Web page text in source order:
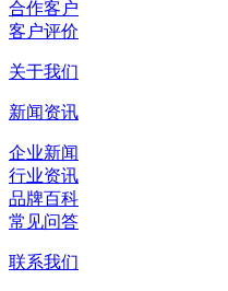
合作客户
客户评价
关于我们
新闻资讯
企业新闻
行业资讯
品牌百科
常见问答
联系我们